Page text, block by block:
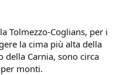
Tolmezzo-Coglians, per i
la cima più alta della
della Carnia, sono circa
monti.